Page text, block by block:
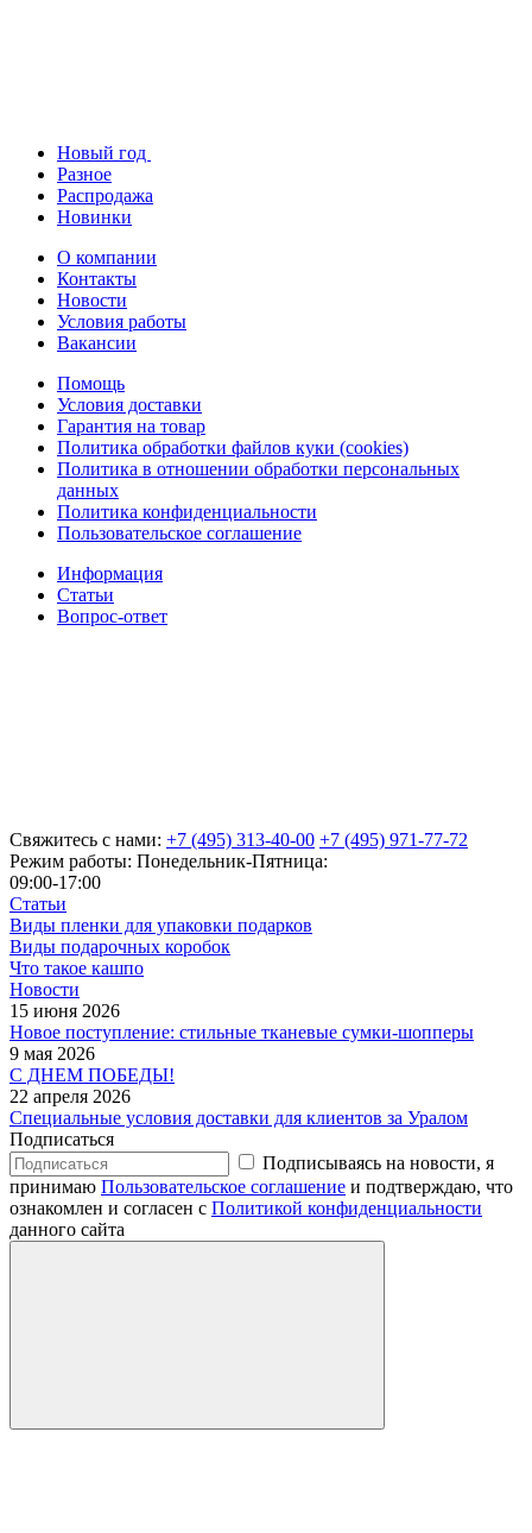
Новый год
Разное
Распродажа
Новинки
О компании
Контакты
Новости
Условия работы
Вакансии
Помощь
Условия доставки
Гарантия на товар
Политика обработки файлов куки (cookies)
Политика в отношении обработки персональных
данных
Политика конфиденциальности
Пользовательское соглашение
Информация
Статьи
Вопрос-ответ
Свяжитесь с нами: +7 (495) 313-40-00 +7 (495) 971-77-72
Режим работы: Понедельник-Пятница:
09:00-17:00
Статьи
Виды пленки для упаковки подарков
Виды подарочных коробок
Что такое кашпо
Новости
15 июня 2026
Новое поступление: стильные тканевые сумки-шопперы
9 мая 2026
С ДНЕМ ПОБЕДЫ!
22 апреля 2026
Специальные условия доставки для клиентов за Уралом
Подписаться
Подписываясь на новости, я
принимаю Пользовательское соглашение и подтверждаю, что
ознакомлен и согласен с Политикой конфиденциальности
данного сайта